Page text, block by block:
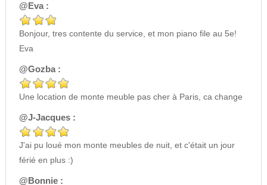
@Eva :
Bonjour, tres contente du service, et mon piano file au 5e!
Eva
@Gozba :
Une location de monte meuble pas cher à Paris, ca change
@J-Jacques :
J'ai pu loué mon monte meubles de nuit, et c'était un jour
férié en plus :)
@Bonnie :